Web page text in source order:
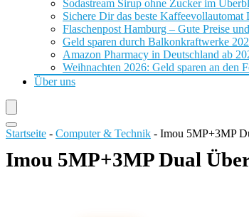
Sodastream Sirup ohne Zucker im
Sichere Dir das beste
Flaschenpost Hamburg – Gute Preise
Geld sparen durch Balkonkraftwerke
Amazon Pharmacy in Deutschland ab
Weihnachten 2026: Geld sparen an den
Über uns
Startseite - Computer & Technik - Imou 5MP+3MP
Imou 5MP+3MP Dual